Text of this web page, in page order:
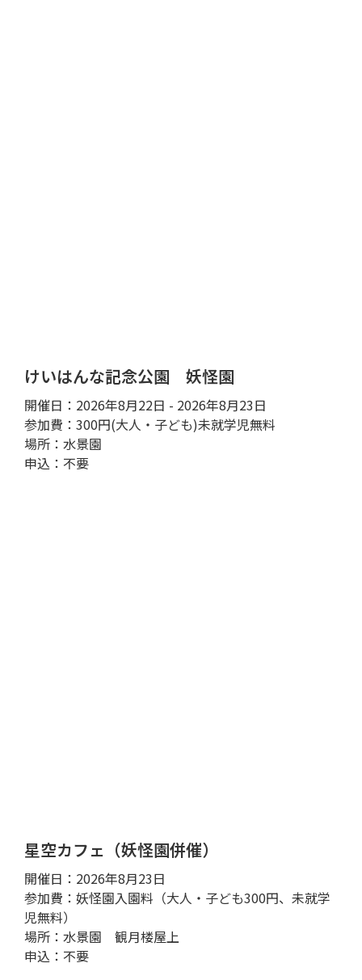
けいはんな記念公園 妖怪園
開催日：2026年8月22日 - 2026年8月23日
参加費：300円(大人・子ども)未就学児無料
場所：水景園
申込：不要
星空カフェ（妖怪園併催）
開催日：2026年8月23日
参加費：妖怪園入園料（大人・子ども300円、未就学
児無料）
場所：水景園 観月楼屋上
申込：不要